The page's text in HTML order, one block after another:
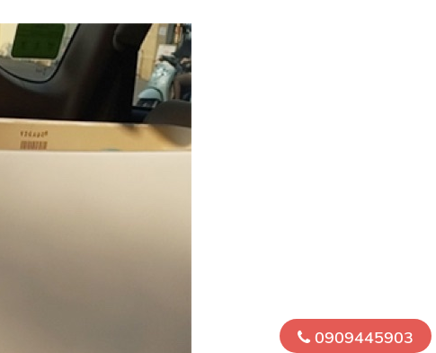
0909445903